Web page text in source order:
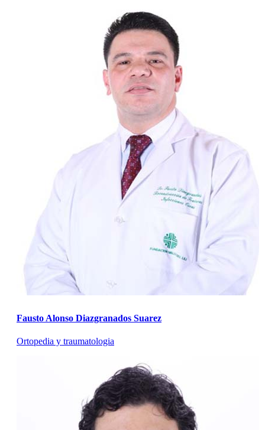
Fausto Alonso Diazgranados Suarez
Ortopedia y traumatologia